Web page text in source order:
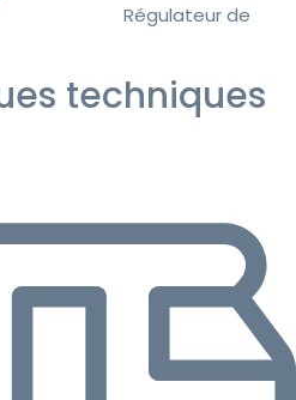
Régulateur de
techniques